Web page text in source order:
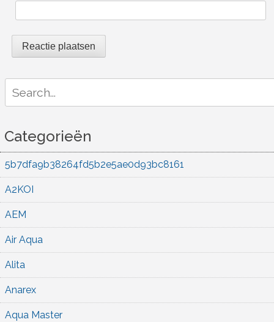
for:
Categorieën
5b7dfa9b38264fd5b2e5ae0d93bc8161
A2KOI
AEM
Air Aqua
Alita
Anarex
Aqua Master